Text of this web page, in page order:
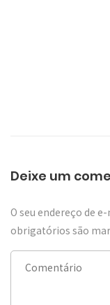
Deixe um
O seu endereço de
obrigatórios são